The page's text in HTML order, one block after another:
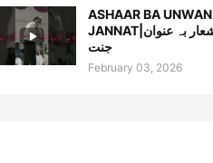
ASHAAR BA UNWAN
JANNAT|اشعار بہ عنوان
جنت
February 03, 2026